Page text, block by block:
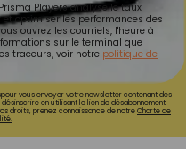
Players analyse le taux
optimiser les performances des
ouvrez les courriels, l'heure à
sur le terminal que
traceurs, voir notre politique de
vous envoyer votre newsletter contenant des
en utilisant le lien de désabonnement
droits, prenez connaissance de notreCharte de